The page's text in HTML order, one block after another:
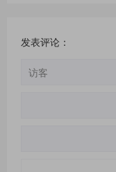
发表评论：